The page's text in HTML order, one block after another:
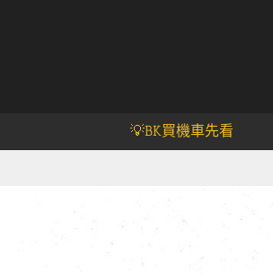
💡BK買機車先看